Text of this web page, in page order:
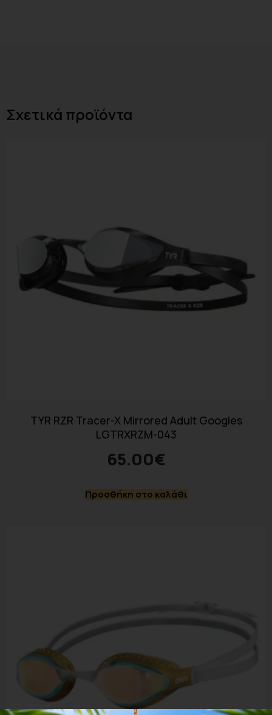
Σχετικά προϊόντα
TYR RZR Tracer-X Mirrored Adult Googles
LGTRXRZM-043
65.00€
Προσθήκη στο καλάθι